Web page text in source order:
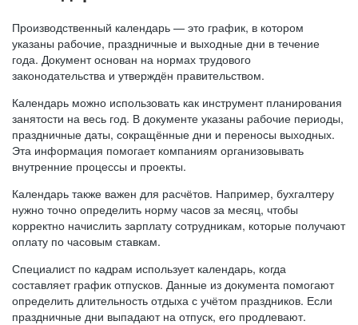
Производственный календарь — это график, в котором
указаны рабочие, праздничные и выходные дни в течение
года. Документ основан на нормах трудового
законодательства и утверждён правительством.
Календарь можно использовать как инструмент планирования
занятости на весь год. В документе указаны рабочие периоды,
праздничные даты, сокращённые дни и переносы выходных.
Эта информация помогает компаниям организовывать
внутренние процессы и проекты.
Календарь также важен для расчётов. Например, бухгалтеру
нужно точно определить норму часов за месяц, чтобы
корректно начислить зарплату сотрудникам, которые получают
оплату по часовым ставкам.
Специалист по кадрам использует календарь, когда
составляет график отпусков. Данные из документа помогают
определить длительность отдыха с учётом праздников. Если
праздничные дни выпадают на отпуск, его продлевают.